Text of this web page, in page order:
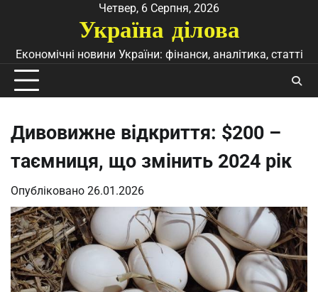
Четвер, 6 Серпня, 2026
Україна ділова
Економічні новини України: фінанси, аналітика, статті
Дивовижне відкриття: $200 –
таємниця, що змінить 2024 рік
Опубліковано 26.01.2026